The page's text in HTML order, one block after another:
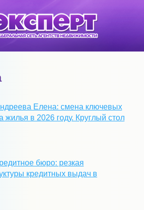
Елена: смена ключевых
жилья в 2026 году. Круглый стол
бюро: резкая
кредитных выдач в